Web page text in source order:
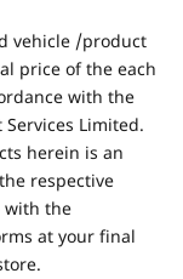
vehicle /product
price of the each
with the
Services Limited.
herein is an
respective
with the
at your final